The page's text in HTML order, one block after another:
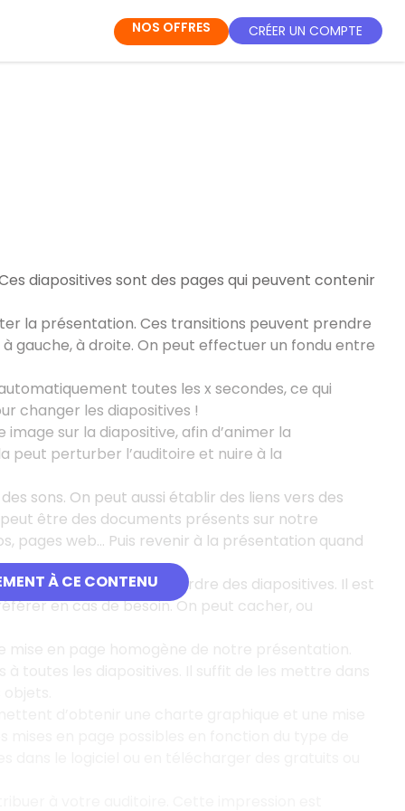
NOS OFFRES CRÉER UN COMPTE
À CE CONTENU
diapositives sont des pages qui peuvent contenir
la présentation. Ces transitions peuvent prendre
gauche, à droite. On peut effectuer un fondu entre
toutes les x secondes, ce qui
changer les diapositives !
sur la diapositive, afin d’animer la
peut perturber l’auditoire et nuire à la
sons. On peut aussi établir des liens vers des
être des documents présents sur notre
pages web... Puis revenir à la présentation quand
séquentielle dans l’ordre des diapositives. Il est
en cas de besoin. On peut cacher, ou